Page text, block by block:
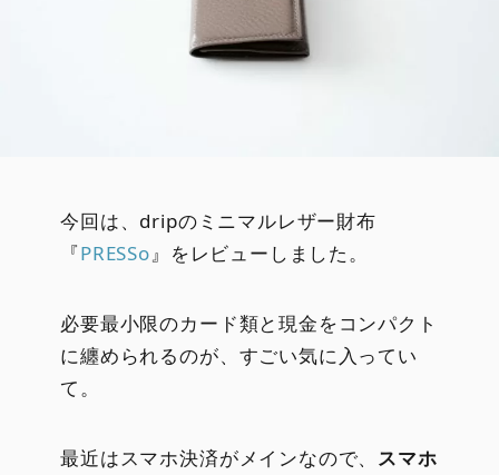
今回は、dripのミニマルレザー財布
『PRESSo 』をレビューしました。
必要最小限のカード類と現金をコンパクト
に纏められるのが、すごい気に入ってい
て。
最近はスマホ決済がメインなので、 スマホ